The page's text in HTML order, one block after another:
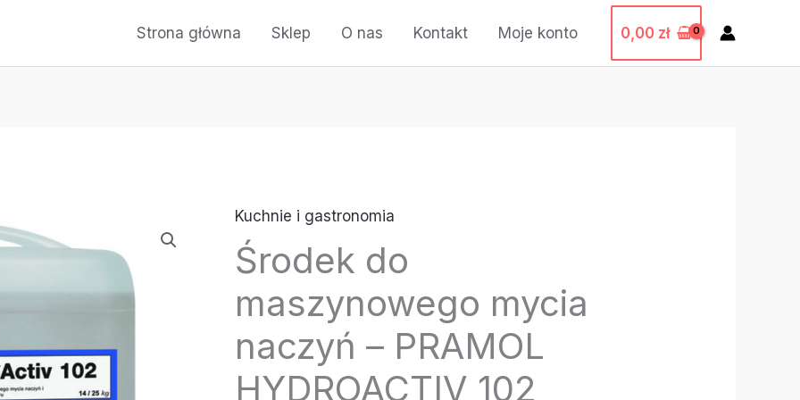
Strona główna Sklep O nas Kontakt Moje konto 0,00 zł
Kuchnie i gastronomia
Środek do
maszynowego mycia
naczyń – PRAMOL
HYDROACTIV 102